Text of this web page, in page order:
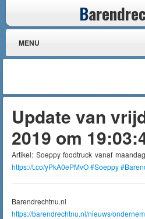
B
MENU
Update van
2019 om
Artikel: Soeppy foodtruck vanaf
https://t.co/yPkA0ePMvO#Soeppy
Barendrechtnu.nl
https://barendrechtnu.nl/nieuws/